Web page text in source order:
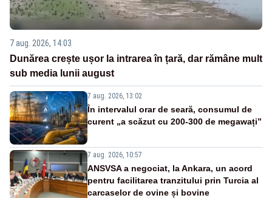
7 aug. 2026, 14:03
Dunărea crește ușor la intrarea în țară, dar rămâne mult
sub media lunii august
7 aug. 2026, 13:02
În intervalul orar de seară, consumul de
curent „a scăzut cu 200-300 de megawați”
7 aug. 2026, 10:57
ANSVSA a negociat, la Ankara, un acord
pentru facilitarea tranzitului prin Turcia al
carcaselor de ovine și bovine